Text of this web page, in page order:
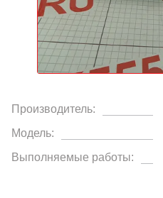
Производитель:
Модель:
Выполняемые работы: